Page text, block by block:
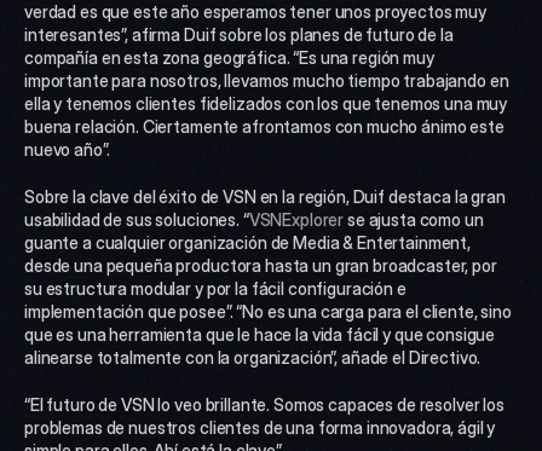
verdad es que este año esperamos tener unos proyectos muy
interesantes”, afirma Duif sobre los planes de futuro de la
compañía en esta zona geográfica. “Es una región muy
importante para nosotros, llevamos mucho tiempo trabajando en
ella y tenemos clientes fidelizados con los que tenemos una muy
buena relación. Ciertamente afrontamos con mucho ánimo este
nuevo año”.
Sobre la clave del éxito de VSN en la región, Duif destaca la gran
usabilidad de sus soluciones. “VSNExplorer se ajusta como un
guante a cualquier organización de Media & Entertainment,
desde una pequeña productora hasta un gran broadcaster, por
su estructura modular y por la fácil configuración e
implementación que posee”. “No es una carga para el cliente, sino
que es una herramienta que le hace la vida fácil y que consigue
alinearse totalmente con la organización”, añade el Directivo.
“El futuro de VSN lo veo brillante. Somos capaces de resolver los
problemas de nuestros clientes de una forma innovadora, ágil y